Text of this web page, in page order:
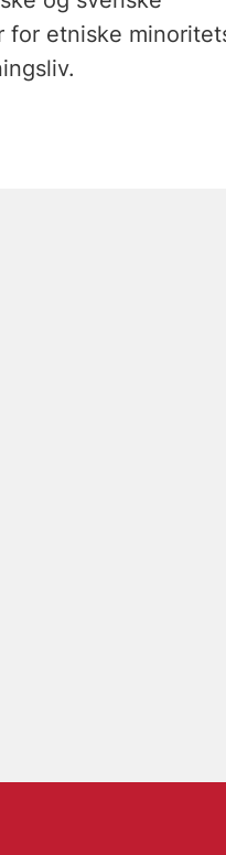
for etniske